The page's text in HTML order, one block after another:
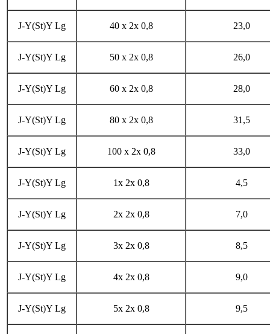
J-Y(St)Y Lg 40 x 2x 0,8 23,0
J-Y(St)Y Lg 50 x 2x 0,8 26,0
J-Y(St)Y Lg 60 x 2x 0,8 28,0
J-Y(St)Y Lg 80 x 2x 0,8 31,5
J-Y(St)Y Lg 100 x 2x 0,8 33,0
J-Y(St)Y Lg 1x 2x 0,8 4,5
J-Y(St)Y Lg 2x 2x 0,8 7,0
J-Y(St)Y Lg 3x 2x 0,8 8,5
J-Y(St)Y Lg 4x 2x 0,8 9,0
J-Y(St)Y Lg 5x 2x 0,8 9,5